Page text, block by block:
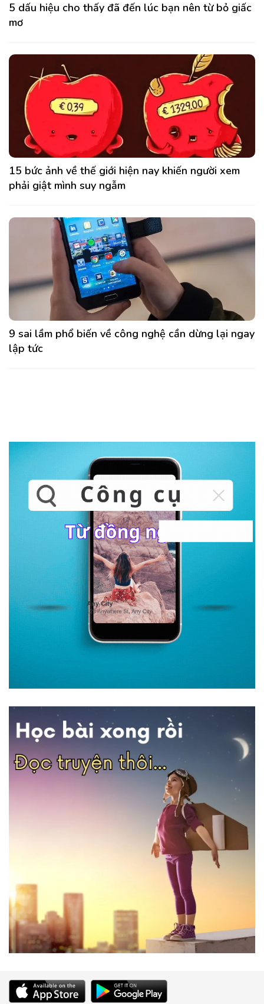
5 dấu hiệu cho thấy đã đến lúc bạn nên từ bỏ giấc
mơ
15 bức ảnh về thế giới hiện nay khiến người xem
phải giật mình suy ngẫm
9 sai lầm phổ biến về công nghệ cần dừng lại ngay
lập tức